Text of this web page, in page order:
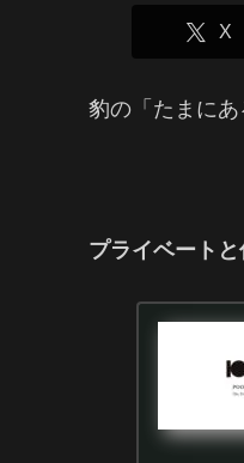
X
豹の「たまにあ
プライベート